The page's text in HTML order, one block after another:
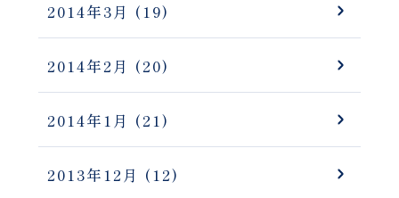
2014年3月 (19)
2014年2月 (20)
2014年1月 (21)
2013年12月 (12)